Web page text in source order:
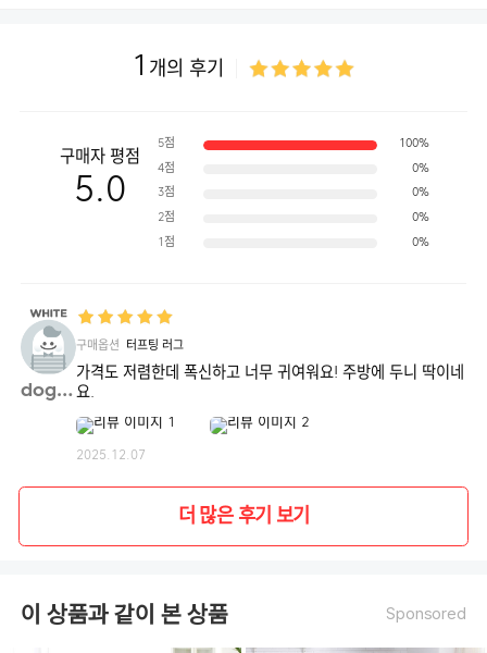
1 개의 후기
구매자 평점
5.0
5점 100%
4점 0%
3점 0%
2점 0%
1점 0%
dogae**
구매옵션 터프팅 러그
가격도 저렴한데 폭신하고 너무 귀여워요! 주방에 두니 딱이네
요.
2025.12.07
더 많은 후기 보기
이 상품과 같이 본 상품 Sponsored